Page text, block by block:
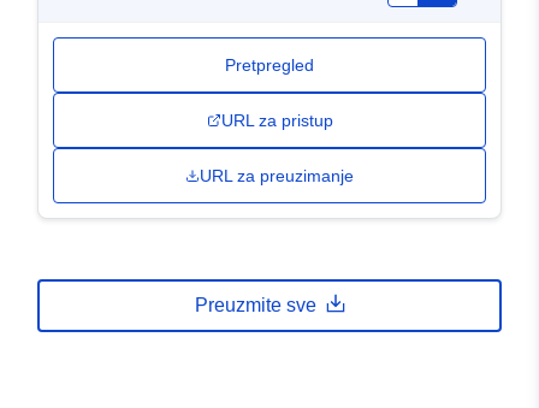
Pretpregled
URL za pristup
URL za preuzimanje
Preuzmite sve